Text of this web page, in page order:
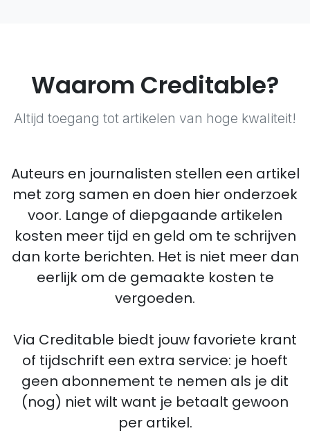
Waarom Creditable?
Altijd toegang tot artikelen van hoge kwaliteit!
Auteurs en journalisten stellen een artikel
met zorg samen en doen hier onderzoek
voor. Lange of diepgaande artikelen
kosten meer tijd en geld om te schrijven
dan korte berichten. Het is niet meer dan
eerlijk om de gemaakte kosten te
vergoeden.
Via Creditable biedt jouw favoriete krant
of tijdschrift een extra service: je hoeft
geen abonnement te nemen als je dit
(nog) niet wilt want je betaalt gewoon
per artikel.